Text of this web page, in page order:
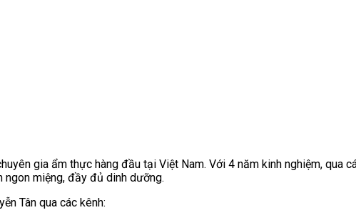
gia ẩm thực hàng đầu tại Việt Nam. Với 4 năm kinh nghiệm, qua
miệng, đầy đủ dinh dưỡng.
Tân qua các kênh: